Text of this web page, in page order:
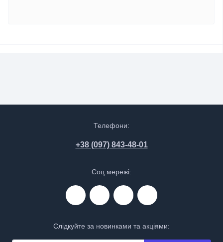
Телефони:
+38 (097) 843-48-01
Соц мережі:
Слідкуйте за новинками та акціями: